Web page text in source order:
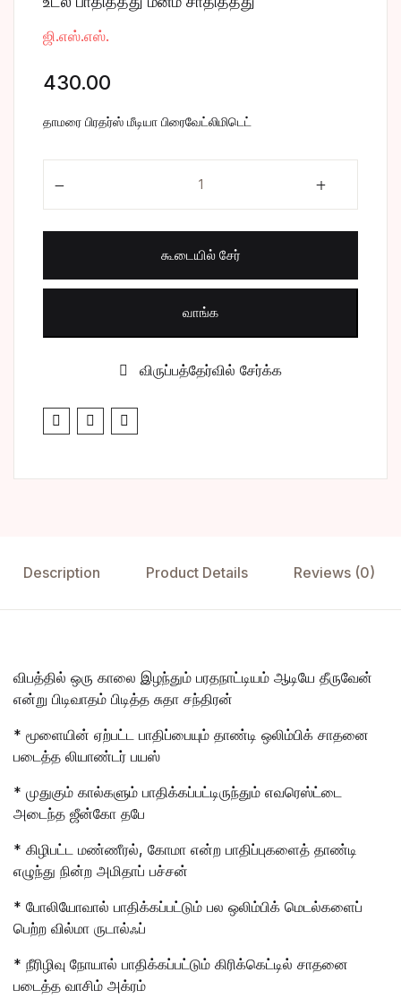
மருத்துவம்
வணிகம் &
ஜி.எஸ்.எஸ்.
430.00
தாமரை பிரதர்ஸ் மீடியா பிரைவேட்லிமிடெட்
கூடையில் சேர்
வாங்க
விருப்பத்தேர்வில் சேர்க்க
Description Product Details Reviews (0)
விபத்தில் ஒரு காலை இழந்தும் பரதநாட்டியம் ஆடியே தீருவேன்
என்று பிடிவாதம் பிடித்த சுதா சந்திரன்
* மூளையின் ஏற்பட்ட பாதிப்பையும் தாண்டி ஒலிம்பிக் சாதனை
படைத்த லியாண்டர் பயஸ்
* முதுகும் கால்களும் பாதிக்கப்பட்டிருந்தும் எவரெஸ்ட்டை
அடைந்த ஜீன்கோ தபே
* கிழிபட்ட மண்ணீரல், கோமா என்ற பாதிப்புகளைத் தாண்டி
எழுந்து நின்ற அமிதாப் பச்சன்
* போலியோவால் பாதிக்கப்பட்டும் பல ஒலிம்பிக் மெடல்களைப்
பெற்ற வில்மா ருடால்ஃப்
* நீரிழிவு நோயால் பாதிக்கப்பட்டும் கிரிக்கெட்டில் சாதனை
படைத்த வாசிம் அக்ரம்